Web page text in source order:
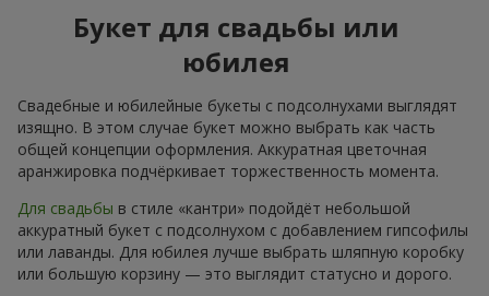
Букет для свадьбы или
юбилея
Свадебные и юбилейные букеты с подсолнухами выглядят
изящно. В этом случае букет можно выбрать как часть
общей концепции оформления. Аккуратная цветочная
аранжировка подчёркивает торжественность момента.
Для свадьбы в стиле «кантри» подойдёт небольшой
аккуратный букет с подсолнухом с добавлением гипсофилы
или лаванды. Для юбилея лучше выбрать шляпную коробку
или большую корзину — это выглядит статусно и дорого.